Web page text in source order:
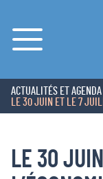
Menu
ACCUEIL
ACTUALITÉS ET AGENDA
LE 30 JUIN ET LE 7
LE 30